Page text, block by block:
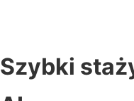
Szybki